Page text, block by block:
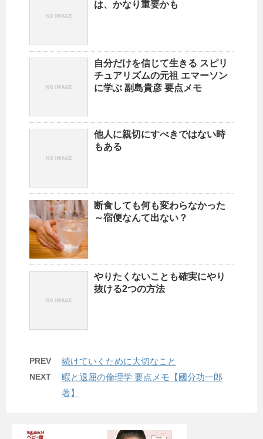
は、かなり重要かも
自分だけを信じて生きる スピリ
チュアリズムの元祖 エマーソン
に学ぶ 副島貴彦 要点メモ
他人に親切にすべきではない時
もある
断食しても何も変わらなかった
～宿便なんて出ない？
やりたくないことも確実にやり
抜ける2つの方法
PREV 続けていくために大切なこと
NEXT
暇と退屈の倫理学 要点メモ【國分功一郎
著】